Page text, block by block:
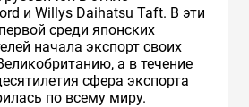
и Willys Daihatsu Taft. В эти
среди японских
начала экспорт своих
а в течение
сфера экспорта
по всему миру.